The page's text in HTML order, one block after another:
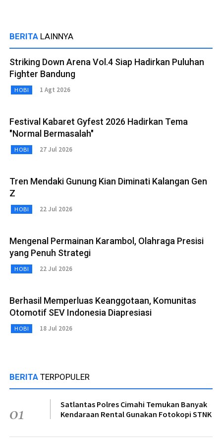
BERITA LAINNYA
Striking Down Arena Vol.4 Siap Hadirkan Puluhan
Fighter Bandung
HOBI 1 Agt 2026
Festival Kabaret Gyfest 2026 Hadirkan Tema
"Normal Bermasalah"
HOBI 27 Jul 2026
Tren Mendaki Gunung Kian Diminati Kalangan Gen
Z
HOBI 22 Jul 2026
Mengenal Permainan Karambol, Olahraga Presisi
yang Penuh Strategi
HOBI 22 Jul 2026
Berhasil Memperluas Keanggotaan, Komunitas
Otomotif SEV Indonesia Diapresiasi
HOBI 18 Jul 2026
BERITA TERPOPULER
01
Satlantas Polres Cimahi Temukan Banyak
Kendaraan Rental Gunakan Fotokopi STNK